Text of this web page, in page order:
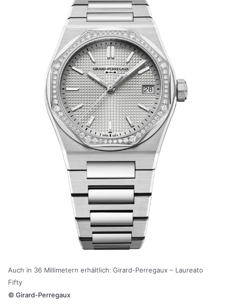
Auch in 36 Millimetern erhältlich: Girard-Perregaux – Laureato
Fifty
© Girard-Perregaux